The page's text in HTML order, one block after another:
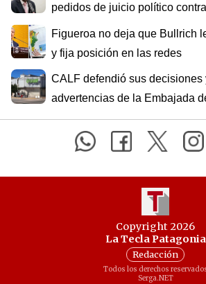
pedidos de juicio político
Figueroa no deja que Bullrich
y fija posición en las redes
CALF defendió sus decisiones
advertencias de la Embajada
Copyright 2026
La Tecla Patagonia
Redacción
Todos los derechos
Serga.NET